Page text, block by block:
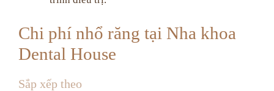
Chi phí nhổ răng tại Nha khoa
Dental House
Sắp xếp theo